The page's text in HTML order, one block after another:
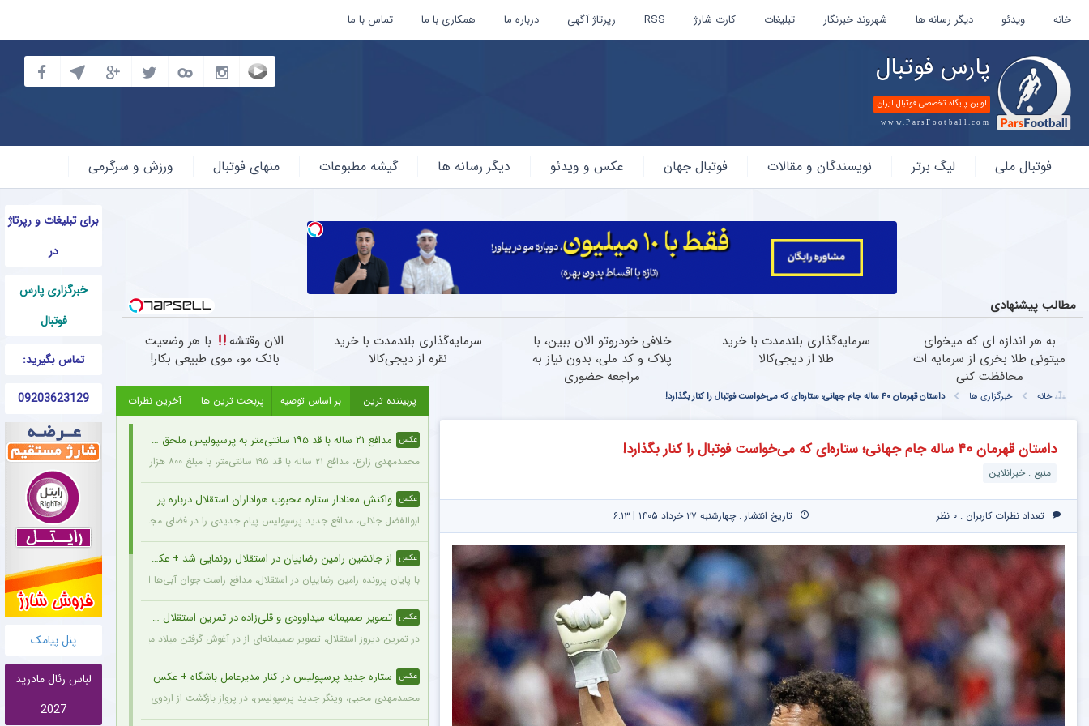
خانه ویدئو دیگر رسانه ها شهروند خبرنگار تبلیغات کارت شارژ RSS رپرتاژ آگهی درباره ما همکاری با ما تماس با ما
پارس فوتبال
اولین پایگاه تخصصی فوتبال ایران
www.ParsFootball.com
فوتبال
فوتبال ملی لیگ برتر نویسندگان و مقالات فوتبال جهان عکس و ویدئو دیگر رسانه ها گیشه مطبوعات منهای فوتبال ورزش و سرگرمی
برای تبلیغات و رپرتاژ
در
خبرگزاری پارس
فوتبال
تماس بگیرید:
09203623129
پنل پیامک
لباس رئال مادرید
2027
مطالب پیشنهادی
به هر اندازه ای که میخوای
میتونی طلا بخری از سرمایه ات
محافظت کنی
سرمایه‌گذاری بلندمدت با خرید
طلا از دیجی‌کالا
خلافی خودروتو الان ببین، با
پلاک و کد ملی، بدون نیاز به
مراجعه حضوری
سرمایه‌گذاری بلندمدت با خرید
نقره از دیجی‌کالا
الان وقتشه
با هر وضعیت
بانک مو، موی طبیعی بکار!
خانه خبرگزاری ها داستان قهرمان ۴۰ ساله جام جهانی؛ ستاره‌ای که می‌خواست فوتبال را کنار بگذارد!
داستان قهرمان ۴۰ ساله جام جهانی؛ ستاره‌ای که می‌خواست فوتبال را کنار بگذارد!
منبع : خبرانلاین
تعداد نظرات کاربران : ۰ نظر تاریخ انتشار : چهارشنبه ۲۷ خرداد ۱۴۰۵ | ۶:۱۳
پربیننده ترین بر اساس توصیه پربحث ترین ها آخرین نظرات
عکس مدافع ۲۱ ساله با قد ۱۹۵ سانتی‌متر به پرسپولیس ملحق شد + عکس
محمدمهدی زارع، مدافع ۲۱ ساله با قد ۱۹۵ سانتی‌متر، با مبلغ ۸۰۰ هزار دلار از اخمت گروژنی به پرسپولیس پیوست.
عکس واکنش معنادار ستاره محبوب هواداران استقلال درباره پرسپولیس + عکس
ابوالفضل جلالی، مدافع جدید پرسپولیس پیام جدیدی را در فضای مجازی به اشتراک گذاشت: تمام قلبم
عکس از جانشین رامین رضاییان در استقلال رونمایی شد + عکس
با پایان پرونده رامین رضاییان در استقلال، مدافع راست جوان آبی‌ها انگیزه بیشتری برای شروع فصل پیدا
عکس تصویر صمیمانه میداوودی و قلی‌زاده در تمرین استقلال + عکس
در تمرین دیروز استقلال، تصویر صمیمانه‌ای از در آغوش گرفتن میلاد میداوودی (مربی مهاجمان) و
عکس ستاره جدید پرسپولیس در کنار مدیرعامل باشگاه + عکس
محمدمهدی محبی، وینگر جدید پرسپولیس، در پرواز بازگشت از اردوی ارزروم در کنار پیمان حدادی دیده شد.